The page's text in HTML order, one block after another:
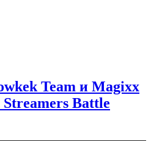
Team и Magixx
Battle